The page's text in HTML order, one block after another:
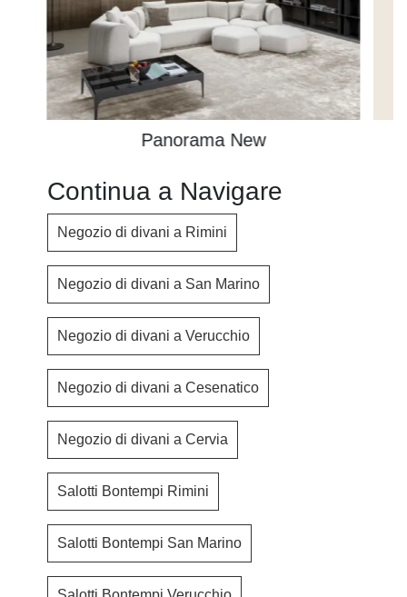
Panorama New
Continua a Navigare
Negozio di divani a Rimini
Negozio di divani a San Marino
Negozio di divani a Verucchio
Negozio di divani a Cesenatico
Negozio di divani a Cervia
Salotti Bontempi Rimini
Salotti Bontempi San Marino